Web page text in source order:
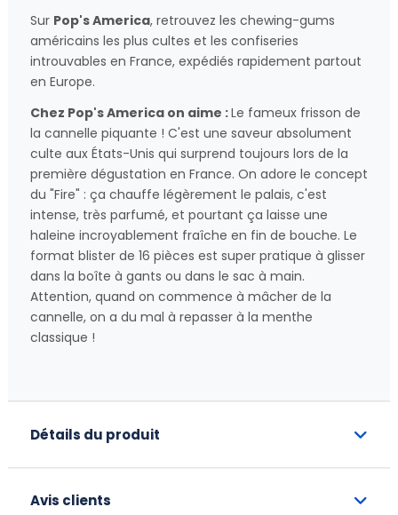
Sur Pop's America, retrouvez les chewing-gums
américains les plus cultes et les confiseries
introuvables en France, expédiés rapidement partout
en Europe.
Chez Pop's America on aime :Le fameux frisson de
la cannelle piquante ! C'est une saveur absolument
culte aux États-Unis qui surprend toujours lors de la
première dégustation en France. On adore le concept
du "Fire" : ça chauffe légèrement le palais, c'est
intense, très parfumé, et pourtant ça laisse une
haleine incroyablement fraîche en fin de bouche. Le
format blister de 16 pièces est super pratique à glisser
dans la boîte à gants ou dans le sac à main.
Attention, quand on commence à mâcher de la
cannelle, on a du mal à repasser à la menthe
classique !
Détails du produit
Avis clients